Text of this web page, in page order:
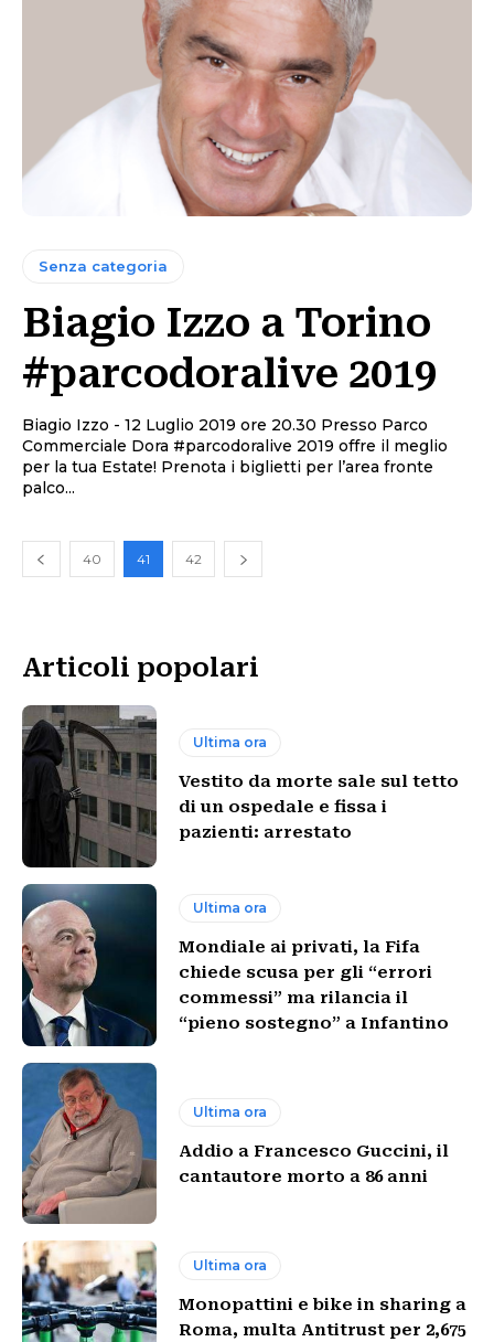
Senza categoria
Biagio Izzo a Torino
#parcodoralive 2019
Biagio Izzo - 12 Luglio 2019 ore 20.30 Presso Parco
Commerciale Dora #parcodoralive 2019 offre il meglio
per la tua Estate! Prenota i biglietti per l’area fronte
palco...
40 41 42
Articoli popolari
Ultima ora
Vestito da morte sale sul tetto
di un ospedale e fissa i
pazienti: arrestato
Ultima ora
Mondiale ai privati, la Fifa
chiede scusa per gli “errori
commessi” ma rilancia il
“pieno sostegno” a Infantino
Ultima ora
Addio a Francesco Guccini, il
cantautore morto a 86 anni
Ultima ora
Monopattini e bike in sharing a
Roma, multa Antitrust per 2,675